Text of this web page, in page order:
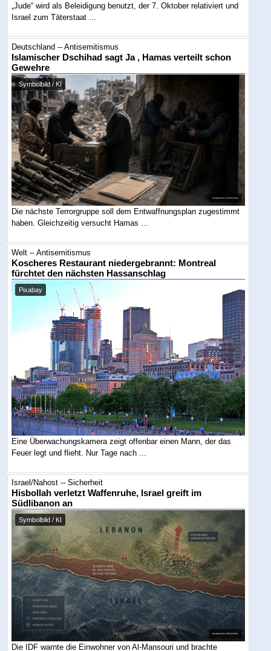
„Jude“ wird als Beleidigung benutzt, der 7. Oktober relativiert und
Israel zum Täterstaat ...
Deutschland -- Antisemitismus
Islamischer Dschihad sagt Ja , Hamas verteilt schon
Gewehre
Symbolbild / KI
Die nächste Terrorgruppe soll dem Entwaffnungsplan zugestimmt
haben. Gleichzeitig versucht Hamas ...
Welt -- Antisemitismus
Koscheres Restaurant niedergebrannt: Montreal
fürchtet den nächsten Hassanschlag
Pixabay
Eine Überwachungskamera zeigt offenbar einen Mann, der das
Feuer legt und flieht. Nur Tage nach ...
Israel/Nahost -- Sicherheit
Hisbollah verletzt Waffenruhe, Israel greift im
Südlibanon an
Symbolbild / KI
Die IDF warnte die Einwohner von Al-Mansouri und brachte